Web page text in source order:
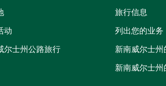
喳
喳
动
尔士州公路旅行
旅行信息
列出您的业务
新南威尔士州
新南威尔士州